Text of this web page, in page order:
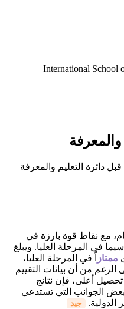
والمعرفة
دائرة التعليم والمعرفة
مع نقاط قوة بارزة في
سيما في المرحلة العليا. ويبلغ
ممتاز
اً في المرحلة العليا،
الرغم من أن بيانات التقييم
أعلى، فإن نتائج
بعض الجوانب التي تستدعي
الدولية.
جيد